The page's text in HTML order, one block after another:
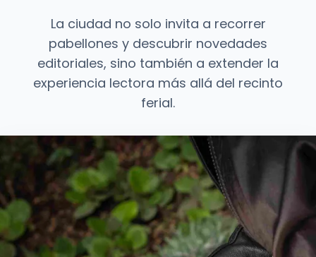
La ciudad no solo invita a recorrer
pabellones y descubrir novedades
editoriales, sino también a extender la
experiencia lectora más allá del recinto
ferial.